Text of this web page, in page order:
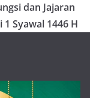
dan Jajaran
Syawal 1446 H